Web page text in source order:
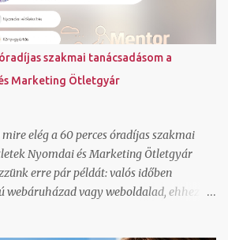
van. Foglalj hozzám egy ingyenes rövid
kattintva . Szabó Katalin ( Katiötletek
szakmai tanácsadásom a
Marketing Ötletgyár
elég a 60 perces óradíjas szakmai
Nyomdai és Marketing Ötletgyár
erre pár példát: valós időben
webáruházad vagy weboldalad, ehhez jó